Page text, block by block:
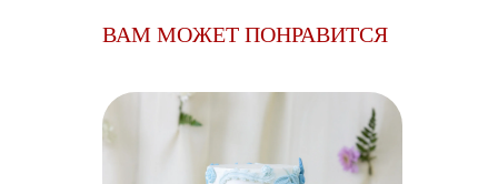
ВАМ МОЖЕТ ПОНРАВИТСЯ